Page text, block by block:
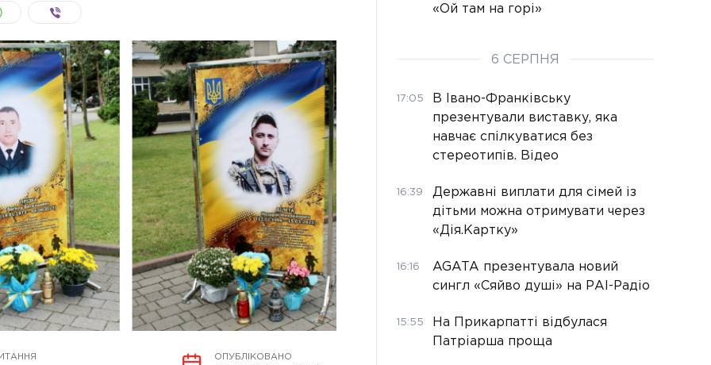
ОПУБЛІКОВАНО
«Ой там на горі»
6 СЕРПНЯ
17:05
В Івано-Франківську
презентували виставку, яка
навчає спілкуватися без
стереотипів. Відео
16:39
Державні виплати для сімей із
дітьми можна отримувати через
«Дія.Картку»
16:16
AGATA презентувала новий
сингл «Сяйво душі» на РАІ-Радіо
15:55
На Прикарпатті відбулася
Патріарша проща